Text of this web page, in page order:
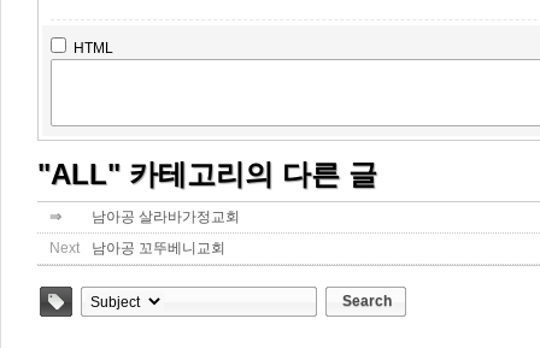
HTML
"ALL" 카테고리의 다른 글
⇒
남아공 살라바가정교회
Next
남아공 꼬뚜베니교회
Search